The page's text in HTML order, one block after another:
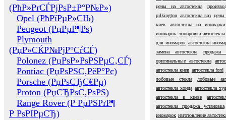
(РћР»РґСЃРјРѕР±Р°Р№Р»)
Opel (РћРїРµР»СЊ)
Peugeot (РџРµР¶Рѕ)
Plymouth
(РџР»СЌР№РјР°СѓСЃ)
Polonez (РџРѕР»РѕРЅРµС‚СЃ)
Pontiac (РџРѕРЅС‚РёР°Рє)
Porsche (РџРѕСЂС€Рµ)
Proton (РџСЂРѕС‚РѕРЅ)
Range Rover (Р РµРЅРґР¶
Р РѕРІРµСЂ)
цены на автостекла
pilkington автостекла ваз цены
киев
автостекла на иномарки
иномарок тонировка автостекла
для иномарок автостекла
замена автостекла
продажа
оригинальные автостекла
автостекла киев автостекла ford
лобовые стекла
лобовые
автостекла хонда автостекла xyg
автостекла в киеве
автостекла продажа установка
иномарок изготовление